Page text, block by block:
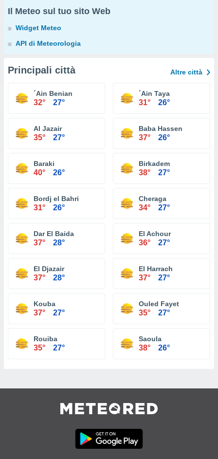
Il Meteo sul tuo sito Web
Widget Meteo
API di Meteorologia
Principali città Altre città
´Ain Benian
32° 27°
´Ain Taya
31° 26°
Al Jazair
35° 27°
Baba Hassen
37° 26°
Baraki
40° 26°
Birkadem
38° 27°
Bordj el Bahri
31° 26°
Cheraga
34° 27°
Dar El Baida
37° 28°
El Achour
36° 27°
El Djazair
37° 28°
El Harrach
37° 27°
Kouba
37° 27°
Ouled Fayet
35° 27°
Rouiba
35° 27°
Saoula
38° 26°